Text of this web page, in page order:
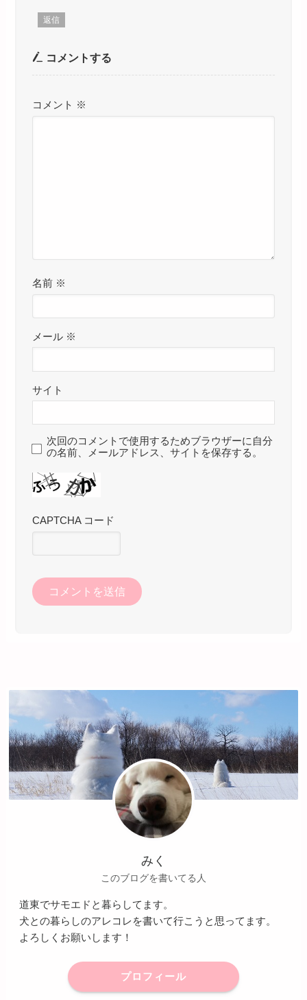
返信
コメントする
コメント ※
名前 ※
メール ※
サイト
次回のコメントで使用するためブラウザーに自分
の名前、メールアドレス、サイトを保存する。
CAPTCHA コード
みく
このブログを書いてる人
道東でサモエドと暮らしてます。
犬との暮らしのアレコレを書いて行こうと思ってます。
よろしくお願いします！
プロフィール